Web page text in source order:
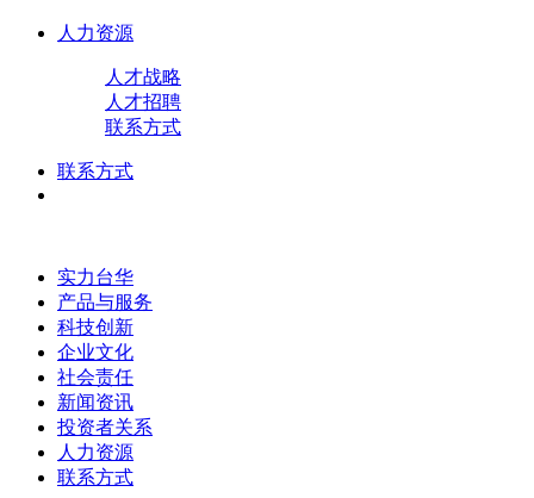
人力资源
人才战略
人才招聘
联系方式
联系方式
实力台华
产品与服务
科技创新
企业文化
社会责任
新闻资讯
投资者关系
人力资源
联系方式